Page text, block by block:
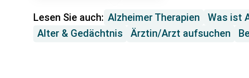
Lesen Sie auch: Alzheimer Therapien Was ist
Alter & Gedächtnis
Ärztin/Arzt aufsuchen